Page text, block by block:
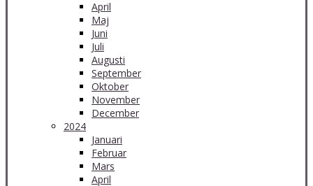
April
Maj
Juni
Juli
Augusti
September
Oktober
November
December
2024
Januari
Februar
Mars
April